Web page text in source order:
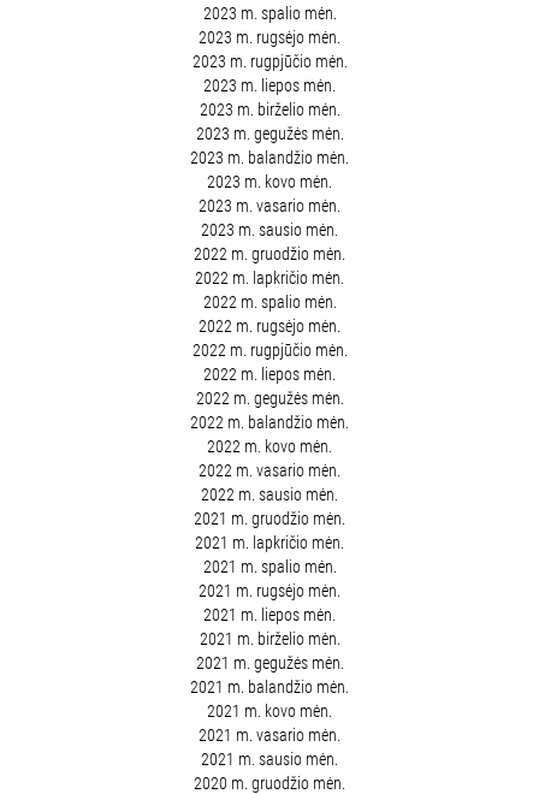
2023 m. spalio mėn.
2023 m. rugsėjo mėn.
2023 m. rugpjūčio mėn.
2023 m. liepos mėn.
2023 m. birželio mėn.
2023 m. gegužės mėn.
2023 m. balandžio mėn.
2023 m. kovo mėn.
2023 m. vasario mėn.
2023 m. sausio mėn.
2022 m. gruodžio mėn.
2022 m. lapkričio mėn.
2022 m. spalio mėn.
2022 m. rugsėjo mėn.
2022 m. rugpjūčio mėn.
2022 m. liepos mėn.
2022 m. gegužės mėn.
2022 m. balandžio mėn.
2022 m. kovo mėn.
2022 m. vasario mėn.
2022 m. sausio mėn.
2021 m. gruodžio mėn.
2021 m. lapkričio mėn.
2021 m. spalio mėn.
2021 m. rugsėjo mėn.
2021 m. liepos mėn.
2021 m. birželio mėn.
2021 m. gegužės mėn.
2021 m. balandžio mėn.
2021 m. kovo mėn.
2021 m. vasario mėn.
2021 m. sausio mėn.
2020 m. gruodžio mėn.